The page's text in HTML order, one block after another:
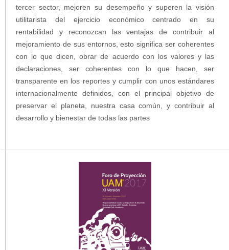
tercer sector, mejoren su desempeño y superen la visión
utilitarista del ejercicio económico centrado en su
rentabilidad y reconozcan las ventajas de contribuir al
mejoramiento de sus entornos, esto significa ser coherentes
con lo que dicen, obrar de acuerdo con los valores y las
declaraciones, ser coherentes con lo que hacen, ser
transparente en los reportes y cumplir con unos estándares
internacionalmente definidos, con el principal objetivo de
preservar el planeta, nuestra casa común, y contribuir al
desarrollo y bienestar de todas las partes